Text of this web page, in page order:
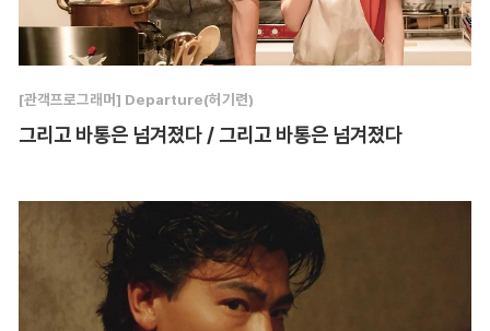
[관객프로그래머] Departure(허기련)
그리고 바통은 넘겨졌다 / 그리고 바통은 넘겨졌다